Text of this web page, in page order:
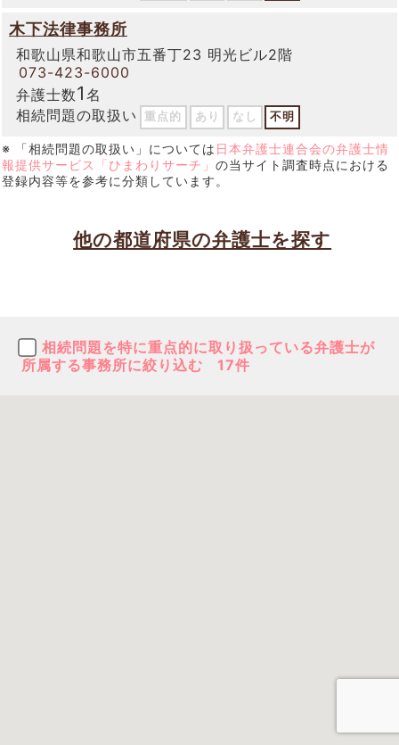
木下法律事務所
和歌山県和歌山市五番丁23 明光ビル2階
073-423-6000
弁護士数1 名
相続問題の取扱い
重点的 あり なし 不明
※ 「相続問題の取扱い」については 日本弁護士連合会の弁護士情
報提供サービス「ひまわりサーチ」 の当サイト調査時点における
登録内容等を参考に分類しています。
他の都道府県の弁護士を探す
相続問題を特に重点的に取り扱っている弁護士が
所属する事務所に絞り込む
17件